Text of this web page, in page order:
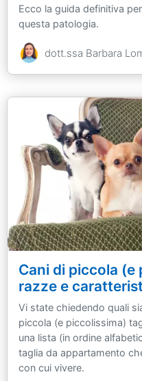
Ecco la guida definitiva
questa patologia.
dott.ssa Barbara
Cani di piccola
razze e
Vi state chiedendo quali
piccola (e piccolissima)
una lista (in ordine
taglia da appartamento
con cui vivere.